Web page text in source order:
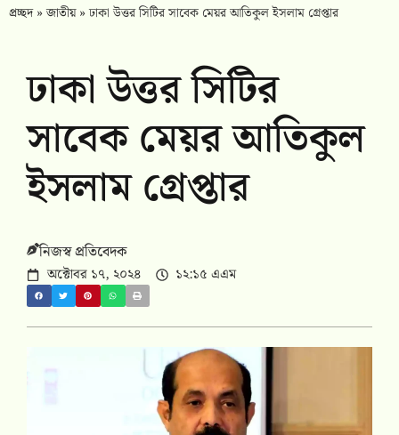
প্রচ্ছদ»জাতীয়»ঢাকা উত্তর সিটির সাবেক মেয়র আতিকুল ইসলাম গ্রেপ্তার
ঢাকা উত্তর সিটির
সাবেক মেয়র আতিকুল
ইসলাম গ্রেপ্তার
নিজস্ব প্রতিবেদক
অক্টোবর ১৭, ২০২৪ ১২:১৫ এএম